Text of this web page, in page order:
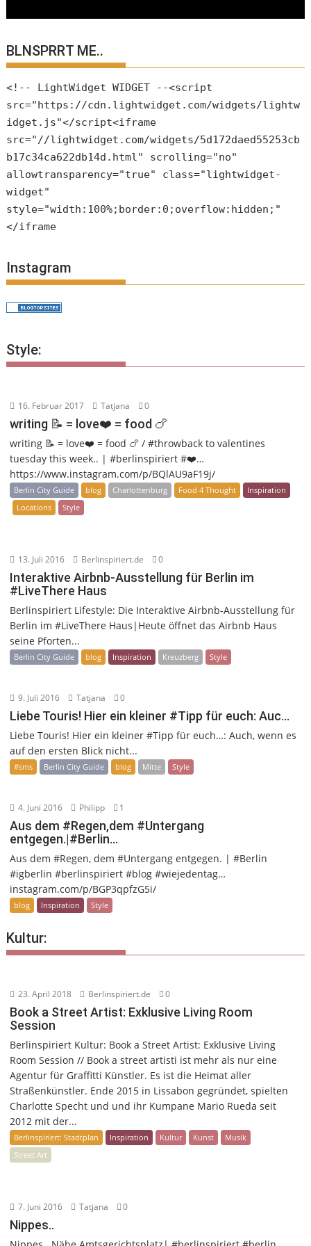
BLNSPRRT ME..
<!-- LightWidget WIDGET --<script
src="https://cdn.lightwidget.com/widgets/lightw
idget.js"</script<iframe
src="//lightwidget.com/widgets/5d172daed55253cb
b17c34ca622db14d.html" scrolling="no"
allowtransparency="true" class="lightwidget-
widget"
style="width:100%;border:0;overflow:hidden;"
</iframe
Instagram
Style:
16. Februar 2017 Tatjana 0
writing 📝 = love❤️ = food 🍗
writing 📝 = love❤️ = food 🍗 / #throwback to valentines
tuesday this week.. | #berlinspiriert #❤️…
https://www.instagram.com/p/BQlAU9aF19j/
Berlin City Guide blog Charlottenburg Food 4 Thought
Inspiration
Locations
Style
13. Juli 2016 Berlinspiriert.de 0
Interaktive Airbnb-Ausstellung für Berlin im
#LiveThere Haus
Berlinspiriert Lifestyle: Die Interaktive Airbnb-Ausstellung für
Berlin im #LiveThere Haus|Heute öffnet das Airbnb Haus
seine Pforten...
Berlin City Guide blog Inspiration Kreuzberg Style
9. Juli 2016 Tatjana 0
Liebe Touris! Hier ein kleiner #Tipp für euch: Auc…
Liebe Touris! Hier ein kleiner #Tipp für euch…: Auch, wenn es
auf den ersten Blick nicht...
#sms Berlin City Guide blog Mitte Style
4. Juni 2016 Philipp 1
Aus dem #Regen,dem #Untergang
entgegen.|#Berlin…
Aus dem #Regen, dem #Untergang entgegen. | #Berlin
#igberlin #berlinspiriert #blog #wiejedentag…
instagram.com/p/BGP3qpfzG5i/
blog Inspiration Style
Kultur:
23. April 2018 Berlinspiriert.de 0
Book a Street Artist: Exklusive Living Room
Session
Berlinspiriert Kultur: Book a Street Artist: Exklusive Living
Room Session // Book a street artisti ist mehr als nur eine
Agentur für Graffitti Künstler. Es ist die Heimat aller
Straßenkünstler. Ende 2015 in Lissabon gegründet, spielten
Charlotte Specht und und ihr Kumpane Mario Rueda seit
2012 mit der...
Berlinspiriert: Stadtplan Inspiration Kultur Kunst
Musik
Street Art
7. Juni 2016 Tatjana 0
Nippes..